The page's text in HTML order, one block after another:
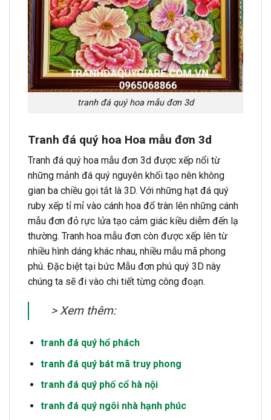
tranh đá quý hoa mẫu đơn 3d
Tranh đá quý hoa Hoa mẫu đơn 3d
Tranh đá quý hoa mẫu đơn 3d được xếp nổi từ
những mảnh đá quý nguyên khối tạo nên không
gian ba chiều gọi tắt là 3D. Với những hạt đá quý
ruby xếp tỉ mỉ vào cánh hoa đổ tràn lên những cánh
mẫu đơn đỏ rực lửa tạo cảm giác kiều diễm đến lạ
thường. Tranh hoa mẫu đơn còn được xếp lên từ
nhiều hình dáng khác nhau, nhiều mẫu mã phong
phú. Đặc biệt tại bức Mẫu đơn phú quý 3D này
chúng ta sẽ đi vào chi tiết từng công đoạn.
> Xem thêm:
tranh đá quý hổ phách
tranh đá quý bát mã truy phong
tranh đá quý phố cổ hà nội
tranh đá quý ngôi nhà hạnh phúc